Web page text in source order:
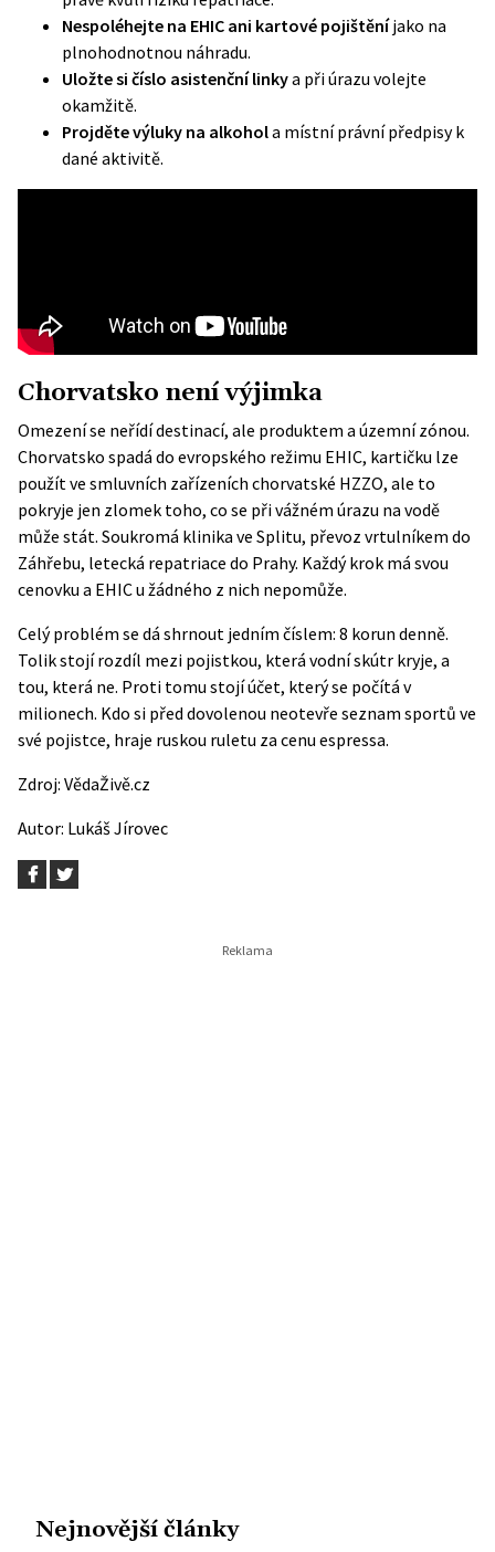
Nespoléhejte na EHIC ani kartové pojištěníjako na
plnohodnotnou náhradu.
Uložte si číslo asistenční linkya při úrazu volejte
okamžitě.
Projděte výluky na alkohola místní právní předpisy k
dané aktivitě.
Chorvatsko není výjimka
Omezení se neřídí destinací, ale produktem a územní zónou.
Chorvatsko spadá do evropského režimu EHIC, kartičku lze
použít ve smluvních zařízeních chorvatské HZZO, ale to
pokryje jen zlomek toho, co se při vážném úrazu na vodě
může stát. Soukromá klinika ve Splitu, převoz vrtulníkem do
Záhřebu, letecká repatriace do Prahy. Každý krok má svou
cenovku a EHIC u žádného z nich nepomůže.
Celý problém se dá shrnout jedním číslem: 8 korun denně.
Tolik stojí rozdíl mezi pojistkou, která vodní skútr kryje, a
tou, která ne. Proti tomu stojí účet, který se počítá v
milionech. Kdo si před dovolenou neotevře seznam sportů ve
své pojistce, hraje ruskou ruletu za cenu espressa.
Zdroj: VědaŽivě.cz
Autor: Lukáš Jírovec
Nejnovější články